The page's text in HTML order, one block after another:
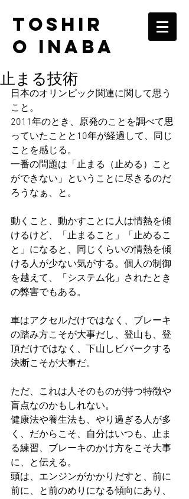
TOSHIR
O INABA
止まる技術
日本のオリンピック関連に関して思う
こと。
2011年のとき、原発のことを調べて思
っていたことと10年が経過して、同じ
ことを感じる。
一番の問題は「止まる（止める）こと
ができない」ということに尽きるのだ
ろうなぁ、と。
動くこと、動かすことに人は情熱を傾
けるけど、「止まること」「止めるこ
と」になると、同じくらいの情熱を傾
ける人が少ない気がする。個人の制御
を越えて、「システム化」されたとき
の弊害でもある。
車はアクセルだけではなく、ブレーキ
の踏み方こそが大事だし、登山も、登
頂だけではなく、下山しビバークする
決断こそが大事だ。
ただ、これは人そのものが持つ特徴や
盲点なのかもしれない。
健康法や養生法も、やり過ぎる人が多
く、だからこそ、自分はいつも、止ま
る練習、ブレーキのかけ方をこそ大事
に、と伝える。
頭は、エンジンがかかりだすと、前に
前に、と前のめりになる傾向にあり、